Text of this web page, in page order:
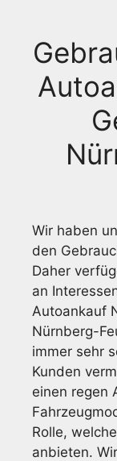
Wir haben
den
Daher
an
Autoankauf
Nürnberg-
immer sehr
Kunden
einen regen
Rolle,
anbieten.